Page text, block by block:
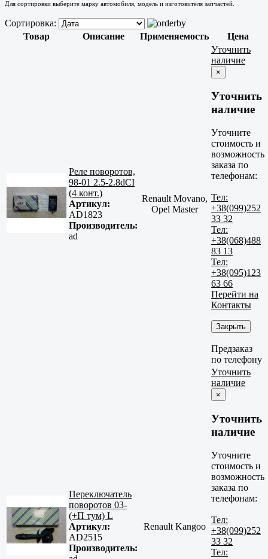
Для сортировки выберите марку автомобиля, модель и изготовителя запчастей.
Сортировка:
Товар
Описание Применяемость Цена
Реле поворотов,
98-01 2.5-2.8dCI
(4 конт.)
Артикул:
AD1823
Производитель:
ad
Renault Movano,
Opel Master
Уточнить
наличие
×
Уточнить
наличие
Уточните
стоимость и
возможность
заказа по
телефонам:
Тел:
+38(099)252
33 32
Тел:
+38(068)488
83 13
Тел:
+38(095)123
63 66
Перейти на
Контакты
Закрыть
Предзаказ
по телефону
Переключатель
поворотов 03-
(+П тум) L
Артикул:
AD2515
Производитель:
Renault Kangoo
Уточнить
наличие
×
Уточнить
наличие
Уточните
стоимость и
возможность
заказа по
телефонам:
Тел:
+38(099)252
33 32
Тел: